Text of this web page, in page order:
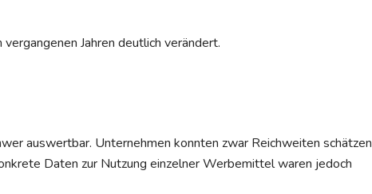
Jahren deutlich verändert.
auswertbar. Unternehmen konnten zwar Reichweiten schätzen
Daten zur Nutzung einzelner Werbemittel waren jedoch